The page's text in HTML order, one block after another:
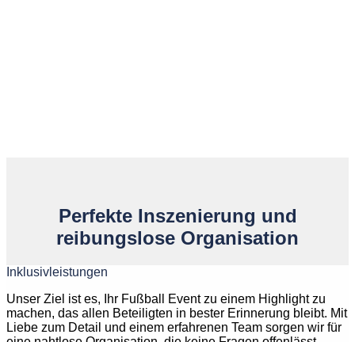
Perfekte Inszenierung und
reibungslose Organisation
Inklusivleistungen
Unser Ziel ist es, Ihr Fußball Event zu einem Highlight zu
machen, das allen Beteiligten in bester Erinnerung bleibt. Mit
Liebe zum Detail und einem erfahrenen Team sorgen wir für